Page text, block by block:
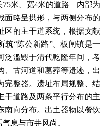
米、宽4米的道路，内部为
面略呈拱形，与两侧分布的
区的主干道系统，根据文献
筑“陈公新路”。板闸镇是一
泛滥毁于清代乾隆年间，考
、古河道和墓葬等遗迹，出
完整器。遗址布局规整、结
干道路及两条平行分布的主
向分布。出土器物以餐饮
息与市井风尚。